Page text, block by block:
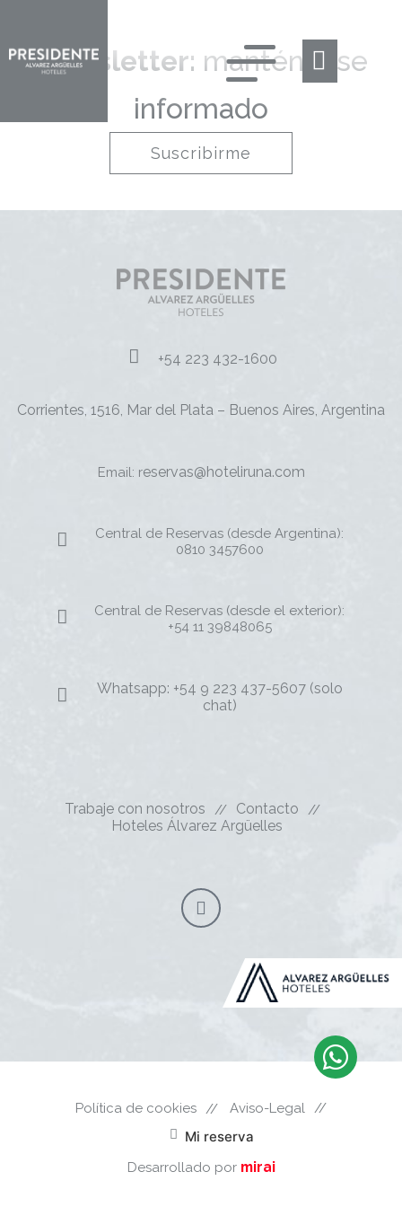
Newsletter: manténgase
informado
Suscribirme
+54 223 432-1600
Corrientes, 1516, Mar del Plata – Buenos Aires, Argentina
Email: reservas@hoteliruna.com
Central de Reservas (desde Argentina):
0810 3457600
Central de Reservas (desde el exterior):
+54 11 39848065
Whatsapp: +54 9 223 437-5607 (solo
chat)
Trabaje con nosotros
Contacto
Hoteles Álvarez Argüelles
Política de cookies Aviso-Legal
Mi reserva
Desarrollado por mirai